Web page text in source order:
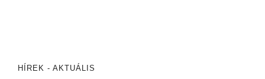
HÍREK - AKTUÁLIS